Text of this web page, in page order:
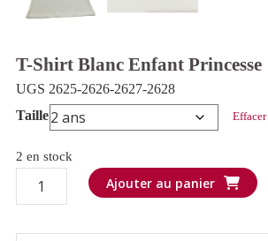
T-Shirt Blanc Enfant Princesse
UGS 2625-2626-2627-2628
Taille
Effacer
2 en stock
quantité
de
Ajouter au panier